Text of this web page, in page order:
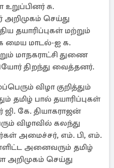
சு.
செய்து
தயாரிப்புகள் மற்றும்
மைய மாடல்-ஐ க.
மாநகராட்சி துணை
திறந்து வைத்தனர்.
விழா குறித்தும்
தமிழ் பால் தயாரிப்புகள்
ஜி. கே. தியாகராஜன்
விழாவில் கலந்து
அமைச்சர், எம். பி, எம்.
அனைவரும் தமிழ்
அறிமுகம் செய்து